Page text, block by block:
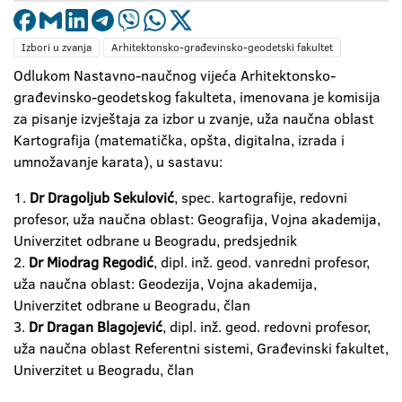
Izbori u zvanja Arhitektonsko-građevinsko-geodetski fakultet
Odlukom Nastavno-naučnog vijeća Arhitektonsko-
građevinsko-geodetskog fakulteta, imenovana je komisija
za pisanje izvještaja za izbor u zvanje, uža naučna oblast
Kartografija (matematička, opšta, digitalna, izrada i
umnožavanje karata), u sastavu:
1. Dr Dragoljub Sekulović, spec. kartografije, redovni
profesor, uža naučna oblast: Geografija, Vojna akademija,
Univerzitet odbrane u Beogradu, predsjednik
2. Dr Miodrag Regodić, dipl. inž. geod. vanredni profesor,
uža naučna oblast: Geodezija, Vojna akademija,
Univerzitet odbrane u Beogradu, član
3. Dr Dragan Blagojević, dipl. inž. geod. redovni profesor,
uža naučna oblast Referentni sistemi, Građevinski fakultet,
Univerzitet u Beogradu, član